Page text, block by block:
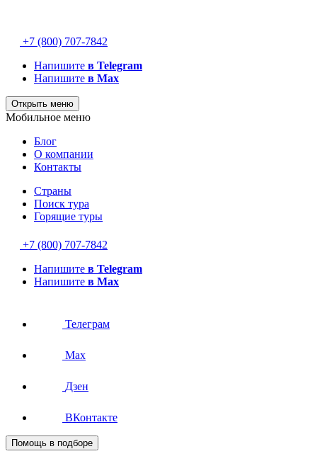
+7 (800) 707-7842
Напишите в Telegram
Напишите в Max
Открыть меню
Мобильное меню
Блог
О компании
Контакты
Страны
Поиск тура
Горящие туры
+7 (800) 707-7842
Напишите в Telegram
Напишите в Max
Телеграм
Max
Дзен
ВКонтакте
Помощь в подборе